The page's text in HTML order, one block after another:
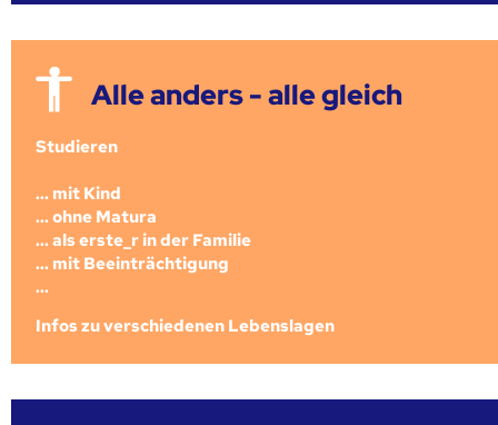
Alle anders - alle gleich
Studieren
... mit Kind
... ohne Matura
... als erste_r in der Familie
... mit Beeinträchtigung
...
Infos zu verschiedenen Lebenslagen